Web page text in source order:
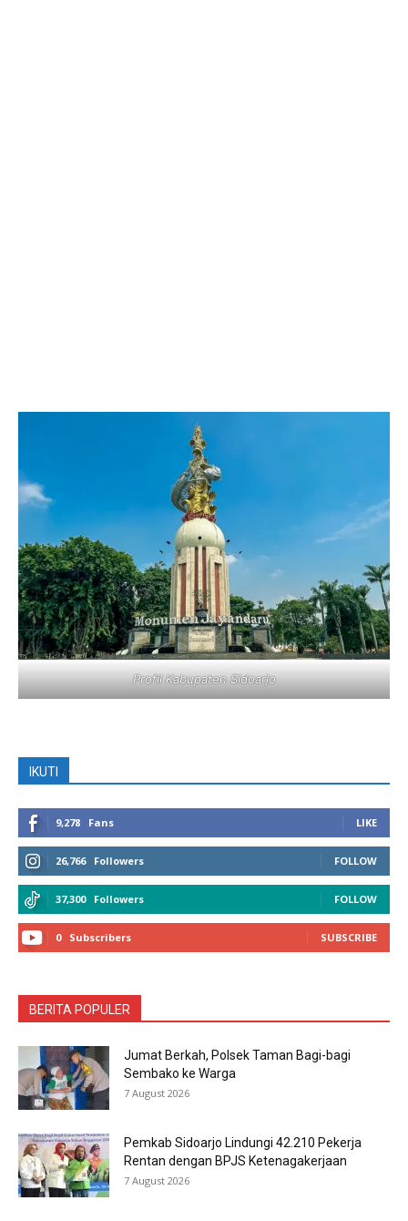
Profil Kabupaten Sidoarjo
IKUTI
9,278 Fans LIKE
26,766 Followers FOLLOW
37,300 Followers FOLLOW
0 Subscribers SUBSCRIBE
BERITA POPULER
Jumat Berkah, Polsek Taman Bagi-bagi
Sembako ke Warga
7 August 2026
Pemkab Sidoarjo Lindungi 42.210 Pekerja
Rentan dengan BPJS Ketenagakerjaan
7 August 2026